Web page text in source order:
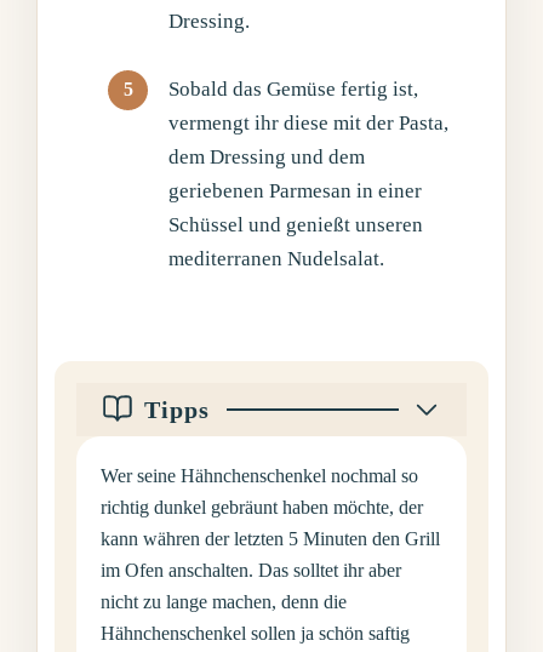
Dressing.
Sobald das Gemüse fertig ist,
vermengt ihr diese mit der Pasta,
dem Dressing und dem
geriebenen Parmesan in einer
Schüssel und genießt unseren
mediterranen Nudelsalat.
Tipps
Wer seine Hähnchenschenkel nochmal so
richtig dunkel gebräunt haben möchte, der
kann währen der letzten 5 Minuten den Grill
im Ofen anschalten. Das solltet ihr aber
nicht zu lange machen, denn die
Hähnchenschenkel sollen ja schön saftig